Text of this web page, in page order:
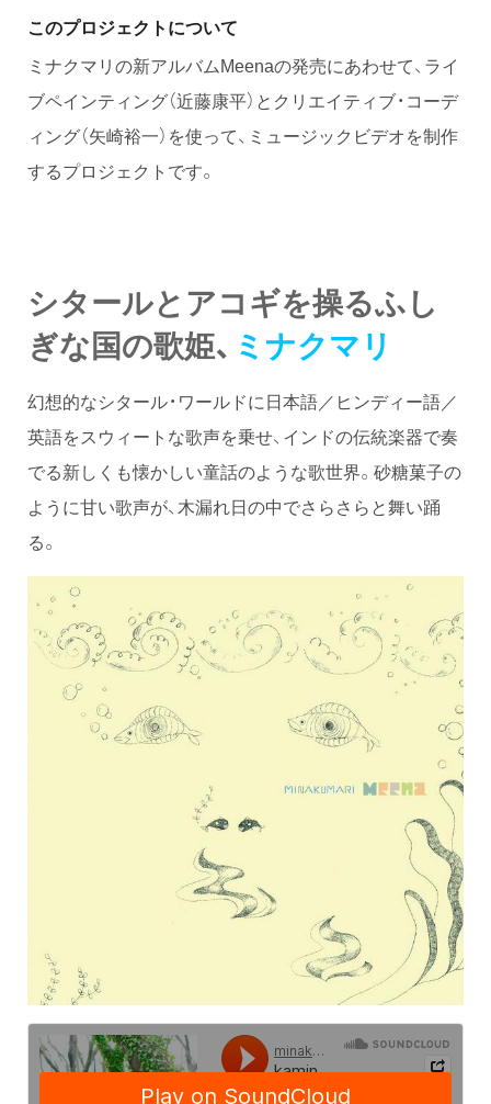
このプロジェクトについて
ミナクマリの新アルバムMeenaの発売にあわせて、ライ
ブペインティング（近藤康平）とクリエイティブ・コーデ
ィング（矢崎裕一）を使って、ミュージックビデオを制作
するプロジェクトです。
シタールとアコギを操るふし
ぎな国の歌姫、 ミナクマリ
幻想的なシタール・ワールドに日本語／ヒンディー語／
英語をスウィートな歌声を乗せ、インドの伝統楽器で奏
でる新しくも懐かしい童話のような歌世界。砂糖菓子の
ように甘い歌声が、木漏れ日の中でさらさらと舞い踊
る。